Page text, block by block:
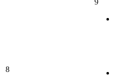
8
9